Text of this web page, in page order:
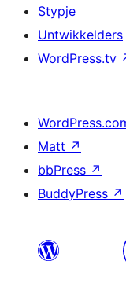
Stypje
Untwikkelders
WordPress.tv
Matt ↗
bbPress ↗
BuddyPress ↗